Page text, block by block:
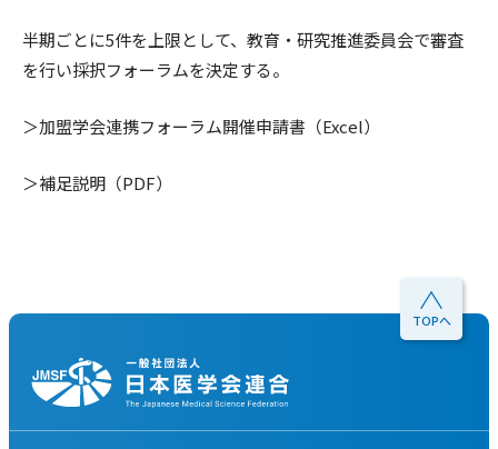
半期ごとに5件を上限として、教育・研究推進委員会で審査
を行い採択フォーラムを決定する。
＞加盟学会連携フォーラム開催申請書（Excel）
＞補足説明（PDF）
TOPへ